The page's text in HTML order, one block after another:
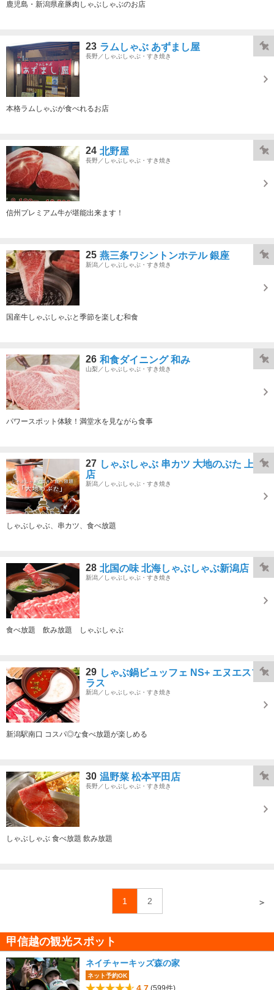
鹿児島・新潟県産豚肉しゃぶしゃぶのお店
23 ラムしゃぶ あずまし屋
長野／しゃぶしゃぶ・すき焼き
本格ラムしゃぶが食べれるお店
24 北野屋
長野／しゃぶしゃぶ・すき焼き
信州プレミアム牛が堪能出来ます！
25 燕三条ワシントンホテル 銀座
新潟／しゃぶしゃぶ・すき焼き
国産牛しゃぶしゃぶと季節を楽しむ和食
26 和食ダイニング 和み
山梨／しゃぶしゃぶ・すき焼き
パワースポット体験！満堂水を見ながら食事
27 しゃぶしゃぶ 串カツ 大地のぶた 上越
店
新潟／しゃぶしゃぶ・すき焼き
しゃぶしゃぶ、串カツ、食べ放題
28 北国の味 北海しゃぶしゃぶ新潟店
新潟／しゃぶしゃぶ・すき焼き
食べ放題 飲み放題 しゃぶしゃぶ
29 しゃぶ鍋ビュッフェ NS+ エヌエスプ
ラス
新潟／しゃぶしゃぶ・すき焼き
新潟駅南口 コスパ◎な食べ放題が楽しめる
30 温野菜 松本平田店
長野／しゃぶしゃぶ・すき焼き
しゃぶしゃぶ 食べ放題 飲み放題
1 2 ＞
甲信越の観光スポット
ネイチャーキッズ森の家
ネット予約OK
4.7 (599件)